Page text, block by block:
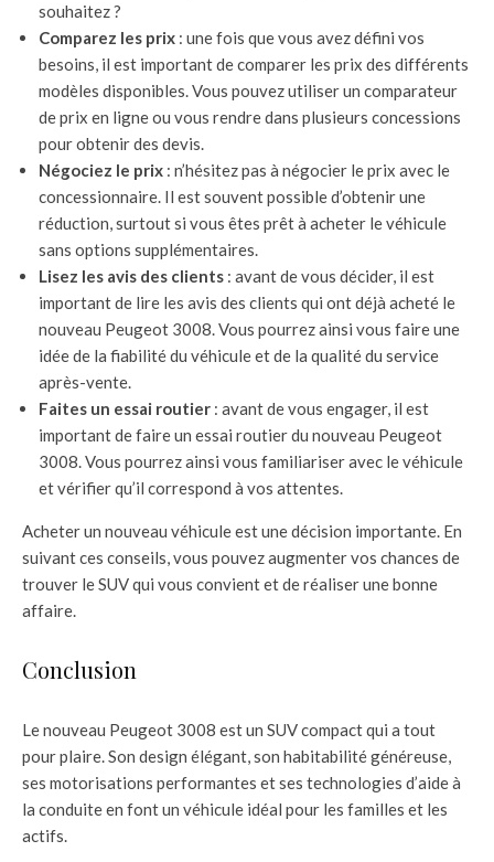
souhaitez ?
Comparez les prix : une fois que vous avez défini vos
besoins, il est important de comparer les prix des différents
modèles disponibles. Vous pouvez utiliser un comparateur
de prix en ligne ou vous rendre dans plusieurs concessions
pour obtenir des devis.
Négociez le prix : n’hésitez pas à négocier le prix avec le
concessionnaire. Il est souvent possible d’obtenir une
réduction, surtout si vous êtes prêt à acheter le véhicule
sans options supplémentaires.
Lisez les avis des clients : avant de vous décider, il est
important de lire les avis des clients qui ont déjà acheté le
nouveau Peugeot 3008. Vous pourrez ainsi vous faire une
idée de la fiabilité du véhicule et de la qualité du service
après-vente.
Faites un essai routier : avant de vous engager, il est
important de faire un essai routier du nouveau Peugeot
3008. Vous pourrez ainsi vous familiariser avec le véhicule
et vérifier qu’il correspond à vos attentes.
Acheter un nouveau véhicule est une décision importante. En
suivant ces conseils, vous pouvez augmenter vos chances de
trouver le SUV qui vous convient et de réaliser une bonne
affaire.
Conclusion
Le nouveau Peugeot 3008 est un SUV compact qui a tout
pour plaire. Son design élégant, son habitabilité généreuse,
ses motorisations performantes et ses technologies d’aide à
la conduite en font un véhicule idéal pour les familles et les
actifs.